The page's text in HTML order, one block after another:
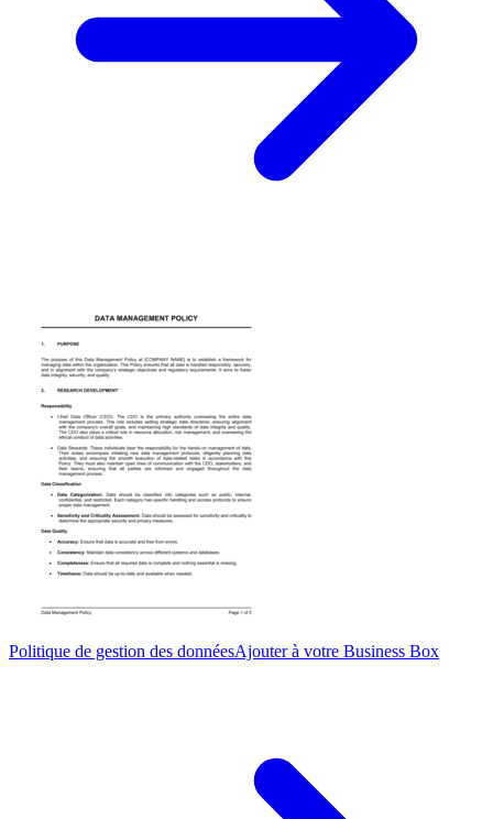
Politique de gestion des donnéesAjouter à votre Business Box